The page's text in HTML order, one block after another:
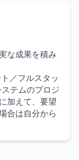
な成果を積み
／フルスタッ
テムのプロジ
加えて、要望
合は自分から